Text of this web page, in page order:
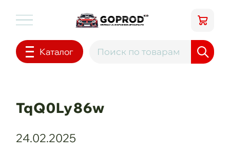
Каталог
TqQ0Ly86w
24.02.2025